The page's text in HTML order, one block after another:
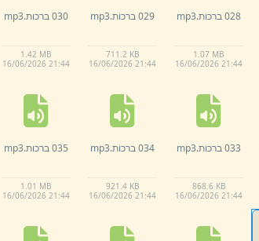
028 ברכות. mp3
1.07 MB
16/06/2026 21:44
029 ברכות. mp3
711.2 KB
16/06/2026 21:44
030 ברכות. mp3
1.42 MB
16/06/2026 21:44
033 ברכות. mp3
868.6 KB
16/06/2026 21:44
034 ברכות. mp3
921.4 KB
16/06/2026 21:44
035 ברכות. mp3
1.01 MB
16/06/2026 21:44